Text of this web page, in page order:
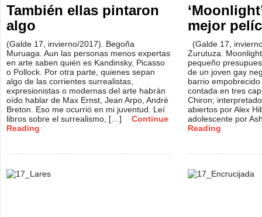
También ellas pintaron
algo
(Galde 17, invierno/2017). Begoña
Muruaga. Aun las personas menos expertas
en arte saben quién es Kandinsky, Picasso
o Pollock. Por otra parte, quienes sepan
algo de las corrientes surrealistas,
expresionistas o modernas del arte habrán
oído hablar de Max Ernst, Jean Arpo, André
Breton. Eso me ocurrió en mi juventud. Leí
libros sobre el surrealismo, […]
Continue
Reading
mejor
(Galde 17,
Zurutuza.
pequeño
de un joven gay
barrio
contada en tres
Chiron;
abiertos por Alex
adolescente por
Reading